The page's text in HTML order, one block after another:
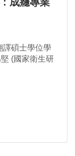
: 成癮專業
譯碩士學位學
(國家衛生研
雅、何菱芷